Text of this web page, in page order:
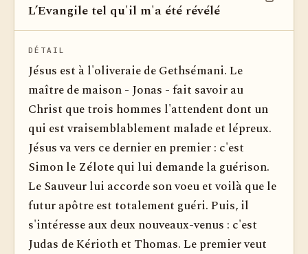
L’Evangile tel qu'il m'a été révélé
DÉTAIL
Jésus est à l'oliveraie de Gethsémani. Le
maître de maison - Jonas - fait savoir au
Christ que trois hommes l'attendent dont un
qui est vraisemblablement malade et lépreux.
Jésus va vers ce dernier en premier : c'est
Simon le Zélote qui lui demande la guérison.
Le Sauveur lui accorde son voeu et voilà que le
futur apôtre est totalement guéri. Puis, il
s'intéresse aux deux nouveaux-venus : c'est
Judas de Kérioth et Thomas. Le premier veut